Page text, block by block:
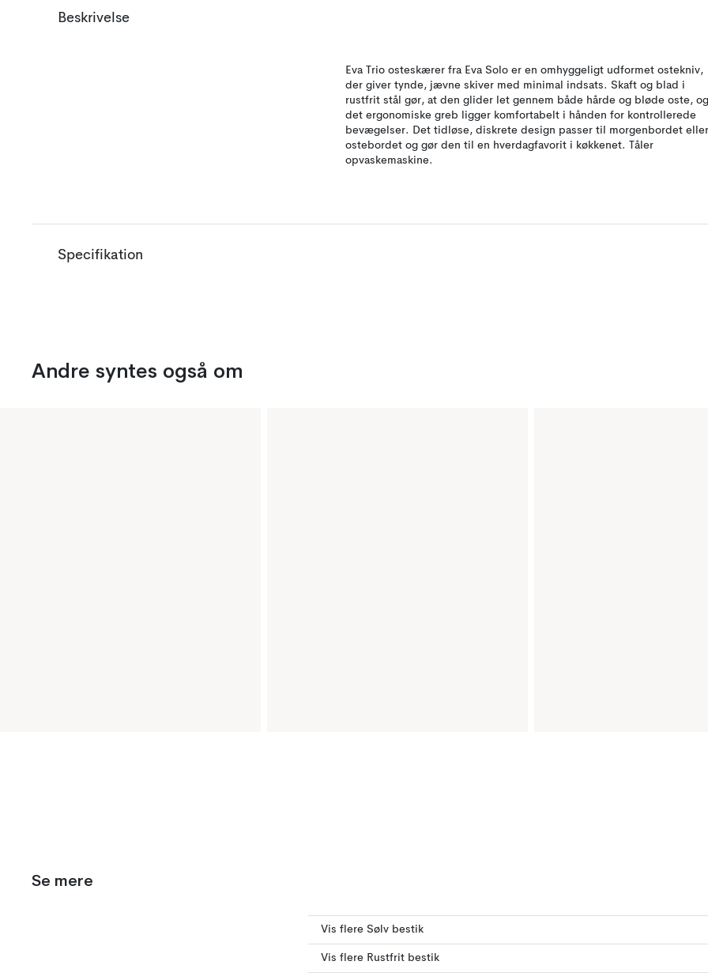
Beskrivelse
Eva Trio osteskærer fra Eva Solo er en omhyggeligt udformet ostekniv,
der giver tynde, jævne skiver med minimal indsats. Skaft og blad i
rustfrit stål gør, at den glider let gennem både hårde og bløde oste, og
det ergonomiske greb ligger komfortabelt i hånden for kontrollerede
bevægelser. Det tidløse, diskrete design passer til morgenbordet eller
ostebordet og gør den til en hverdagfavorit i køkkenet. Tåler
opvaskemaskine.
Specifikation
Andre syntes også om
Se mere
Vis flere Sølv bestik
Vis flere Rustfrit bestik